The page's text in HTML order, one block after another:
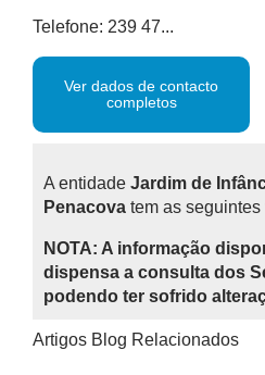
Telefone: 239 47...
Ver dados de contacto
completos
A entidade Jardim de
Penacova tem as
NOTA: A informação
dispensa a consulta dos
podendo ter sofrido
Artigos Blog Relacionados